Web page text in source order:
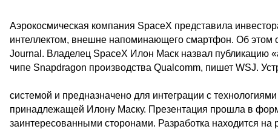
Аэрокосмическая компания SpaceX представила
интеллектом, внешне напоминающего смартфон. Об этом
Journal. Владелец SpaceX Илон Маск назвал публикацию
чипе Snapdragon производства Qualcomm, пишет WSJ.
системой и предназначено для интеграции с
принадлежащей Илону Маску. Презентация прошла в
заинтересованными сторонами. Разработка находится